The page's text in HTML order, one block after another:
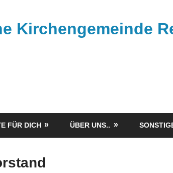
Kirchengemeinde
FÜR DICH ÜBER UNS..